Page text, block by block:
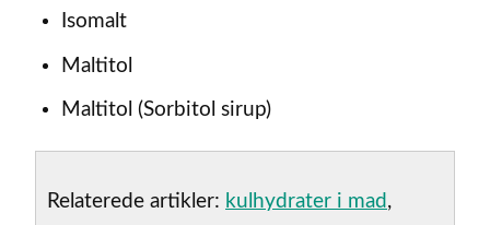
Isomalt
Maltitol
Maltitol (Sorbitol sirup)
Relaterede artikler: kulhydrater i mad ,